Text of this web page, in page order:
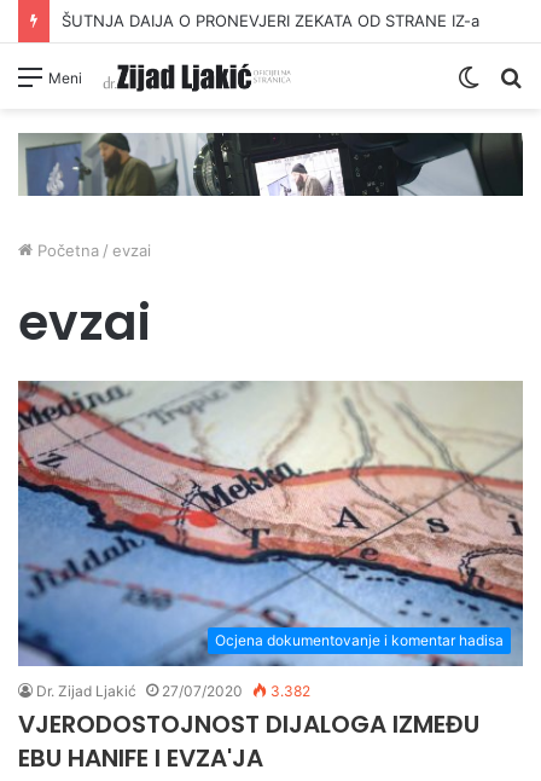
ŠUTNJA DAIJA O PRONEVJERI ZEKATA OD STRANE IZ-a
Meni
Switch
Početna / evzai
evzai
Ocjena dokumentovanje i komentar hadisa
Dr. Zijad Ljakić 27/07/2020 3.382
VJERODOSTOJNOST DIJALOGA IZMEĐU
EBU HANIFE I EVZA'JA